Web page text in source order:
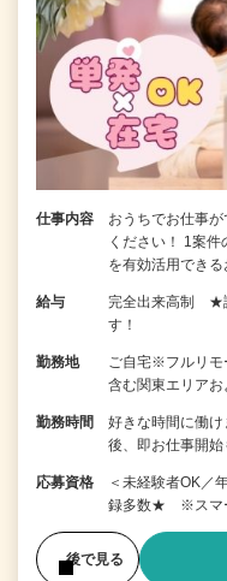
仕事内容
おうちでお仕事
ください！ 1案
を有効活用でき
給与
完全出来高制 ★
す！
勤務地
ご自宅※フルリ
含む関東エリア
勤務時間
好きな時間に働
後、即お仕事開
応募資格
＜未経験者OK／
録多数★ ※スマー
後で見る